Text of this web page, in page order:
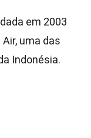
em 2003
uma das
Indonésia.